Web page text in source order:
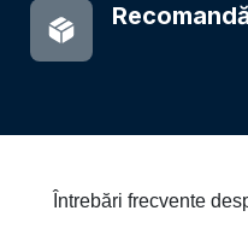
Întrebări frecvente